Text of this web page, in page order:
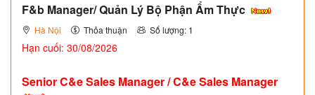
F&b Manager/ Quản Lý Bộ Phận Ẩm Thực
Hà Nội Thỏa thuận Số lượng: 1
Hạn cuối: 30/08/2026
Senior C&e Sales Manager / C&e Sales Manager